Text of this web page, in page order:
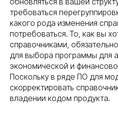
требоваться
какого рода изменения
потребоваться. То, как вы
справочниками,
для выбора программы для
экономической и
Поскольку в ряде ПО для
скорректировать
владении кодом продукта.